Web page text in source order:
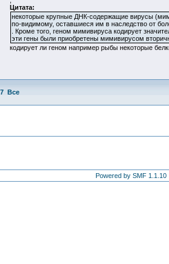
Цитата:
некоторые крупные ДНК-содержащие вирусы
по-видимому, оставшиеся им в наследство от
. Кроме того, геном мимивируса кодирует
эти гены были приобретены мимивирусом
кодирует ли геном например рыбы некоторые
7 Все
Powered by SMF 1.1.10